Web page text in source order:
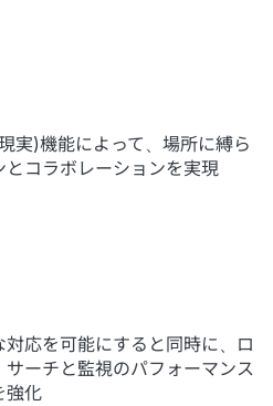
実)機能によって、場所に縛ら
コラボレーションを実現
応を可能にすると同時に、ロ
ーチと監視のパフォーマンス
強化